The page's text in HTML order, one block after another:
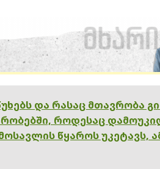
და რასაც მთავრობა
როდესაც
წყაროს უკეტავს,